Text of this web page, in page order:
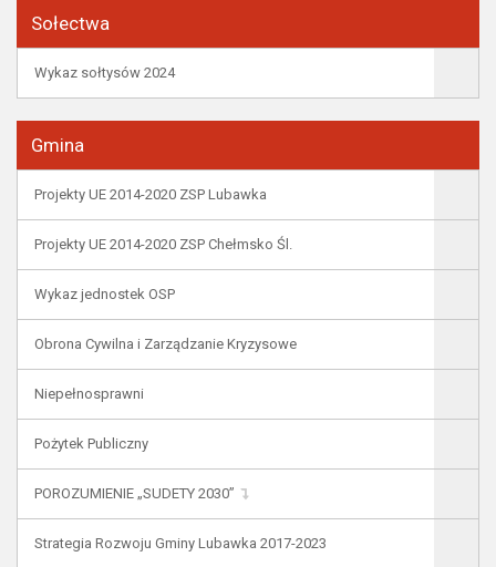
Sołectwa
Wykaz sołtysów 2024
Gmina
Projekty UE 2014-2020 ZSP Lubawka
Projekty UE 2014-2020 ZSP Chełmsko Śl.
Wykaz jednostek OSP
Obrona Cywilna i Zarządzanie Kryzysowe
Niepełnosprawni
Pożytek Publiczny
POROZUMIENIE „SUDETY 2030”
Strategia Rozwoju Gminy Lubawka 2017-2023